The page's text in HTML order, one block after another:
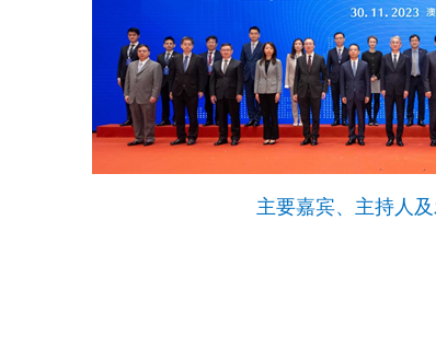
主要嘉宾、主持人